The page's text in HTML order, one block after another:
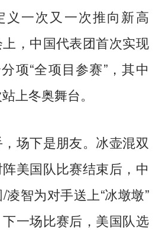
义一次又一次推向新高
，中国代表团首次实现
项“全项目参赛”，其中
上冬奥舞台。
下是朋友。冰壶混双
美国队比赛结束后，中
智为对手送上“冰墩墩”
一场比赛后，美国队选